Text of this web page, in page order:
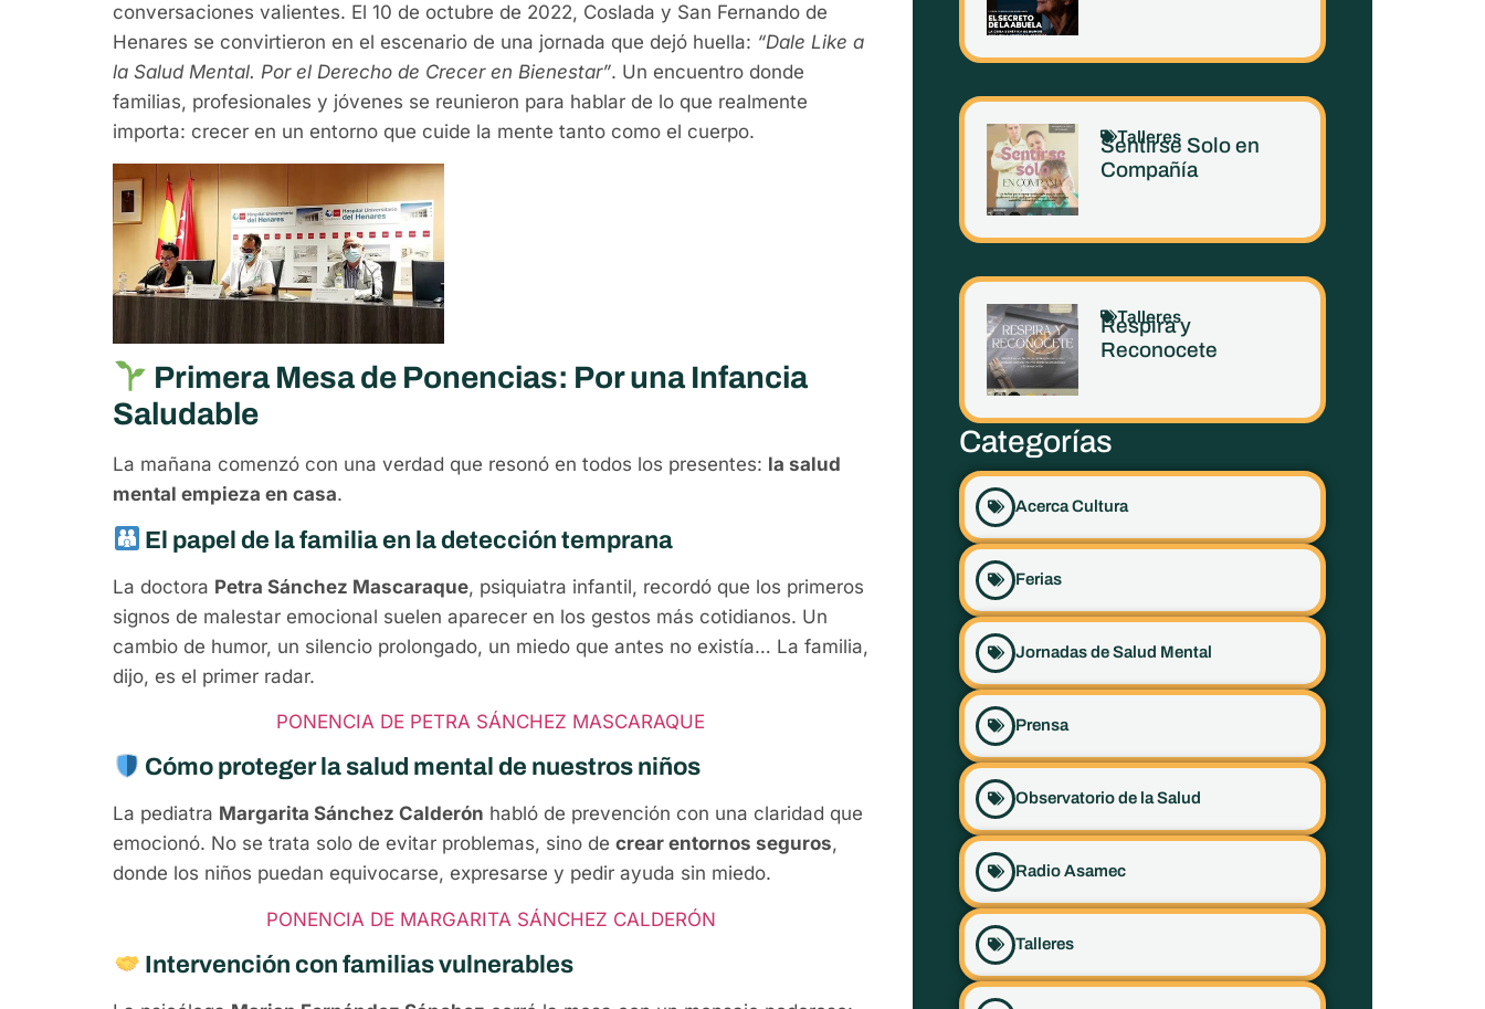
conversaciones valientes. El 10 de octubre de 2022, Coslada y San Fernando de
Henares se convirtieron en el escenario de una jornada que dejó huella: “Dale Like a
la Salud Mental. Por el Derecho de Crecer en Bienestar”. Un encuentro donde
familias, profesionales y jóvenes se reunieron para hablar de lo que realmente
importa: crecer en un entorno que cuide la mente tanto como el cuerpo.
Primera Mesa de Ponencias: Por una Infancia
Saludable
La mañana comenzó con una verdad que resonó en todos los presentes: la salud
mental empieza en casa.
El papel de la familia en la detección temprana
La doctora Petra Sánchez Mascaraque, psiquiatra infantil, recordó que los primeros
signos de malestar emocional suelen aparecer en los gestos más cotidianos. Un
cambio de humor, un silencio prolongado, un miedo que antes no existía… La familia,
dijo, es el primer radar.
PONENCIA DE PETRA SÁNCHEZ MASCARAQUE
Cómo proteger la salud mental de nuestros niños
La pediatra Margarita Sánchez Calderón habló de prevención con una claridad que
emocionó. No se trata solo de evitar problemas, sino de crear entornos seguros,
donde los niños puedan equivocarse, expresarse y pedir ayuda sin miedo.
PONENCIA DE MARGARITA SÁNCHEZ CALDERÓN
Intervención con familias vulnerables
Talleres
Sentirse Solo en
Compañía
Talleres
Respira y
Reconocete
Categorías
Acerca Cultura
Ferias
Jornadas de Salud Mental
Prensa
Observatorio de la Salud
Radio Asamec
Talleres